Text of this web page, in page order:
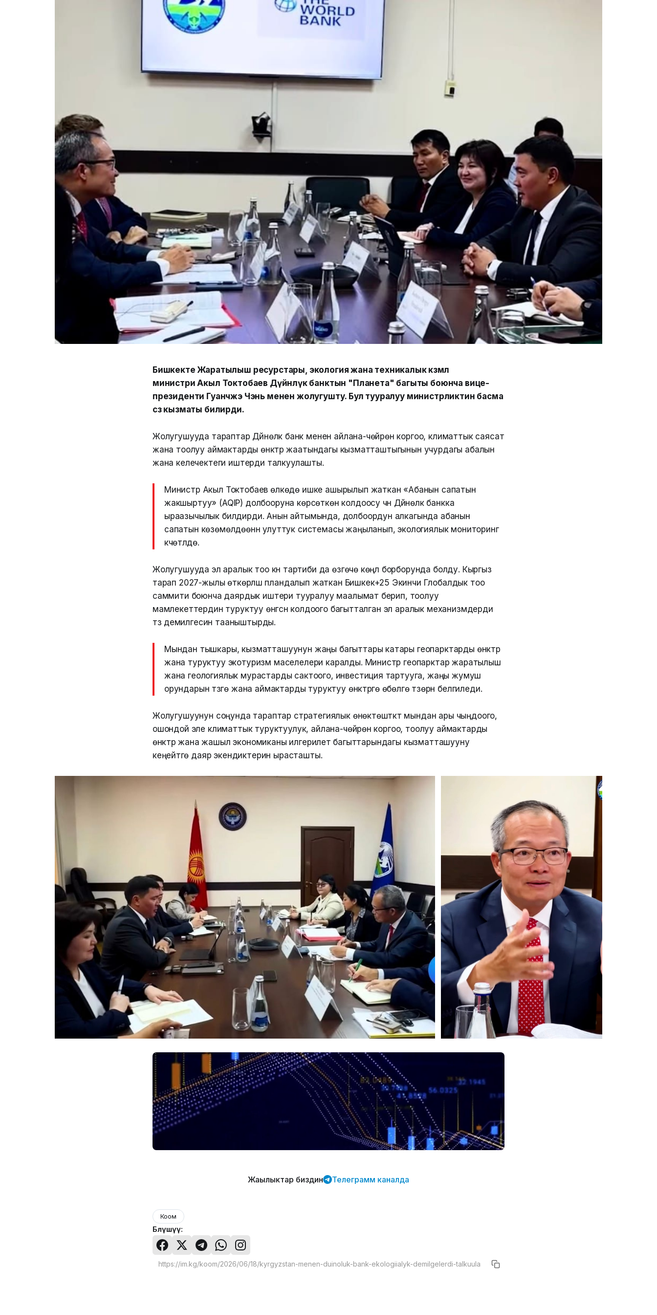
Бишкекте Жаратылыш ресурстары, экология жана техникалык көзөмөл
министри Акыл Токтобаев Дүйнөлүк банктын "Планета" багыты боюнча вице-
президенти Гуанчжэ Чэнь менен жолугушту. Бул тууралуу министрликтин басма
сөз кызматы билирди.
Жолугушууда тараптар Дүйнөлүк банк менен айлана-чөйрөнү коргоо, климаттык саясат
жана тоолуу аймактарды өнүктүрүү жаатындагы кызматташтыгынын учурдагы абалын
жана келечектеги иштерди талкуулашты.
Министр Акыл Токтобаев өлкөдө ишке ашырылып жаткан «Абанын сапатын
жакшыртуу» (AQIP) долбооруна көрсөткөн колдоосу үчүн Дүйнөлүк банкка
ыраазычылык билдирди. Анын айтымында, долбоордун алкагында абанын
сапатын көзөмөлдөөнүн улуттук системасы жаңыланып, экологиялык мониторинг
күчөтүлүүдө.
Жолугушууда эл аралык тоо күн тартиби да өзгөчө көңүл борборунда болду. Кыргыз
тарап 2027-жылы өткөрүлүшү пландалып жаткан Бишкек+25 Экинчи Глобалдык тоо
саммити боюнча даярдык иштери тууралуу маалымат берип, тоолуу
мамлекеттердин туруктуу өнүгүүсүн колдоого багытталган эл аралык механизмдерди
түзүү демилгесин тааныштырды.
Мындан тышкары, кызматташуунун жаңы багыттары катары геопарктарды өнүктүрүү
жана туруктуу экотуризм маселелери каралды. Министр геопарктар жаратылыш
жана геологиялык мурастарды сактоого, инвестиция тартууга, жаңы жумуш
орундарын түзүүгө жана аймактарды туруктуу өнүктүрүүгө өбөлгө түзөрүн белгиледи.
Жолугушуунун соңунда тараптар стратегиялык өнөктөштүктү мындан ары чыңдоого,
ошондой эле климаттык туруктуулук, айлана-чөйрөнү коргоо, тоолуу аймактарды
өнүктүрүү жана жашыл экономиканы илгерилетүү багыттарындагы кызматташууну
кеңейтүүгө даяр экендиктерин ырасташты.
Жаңылыктар биздин Телеграмм каналда
Коом
Бөлүшүү: